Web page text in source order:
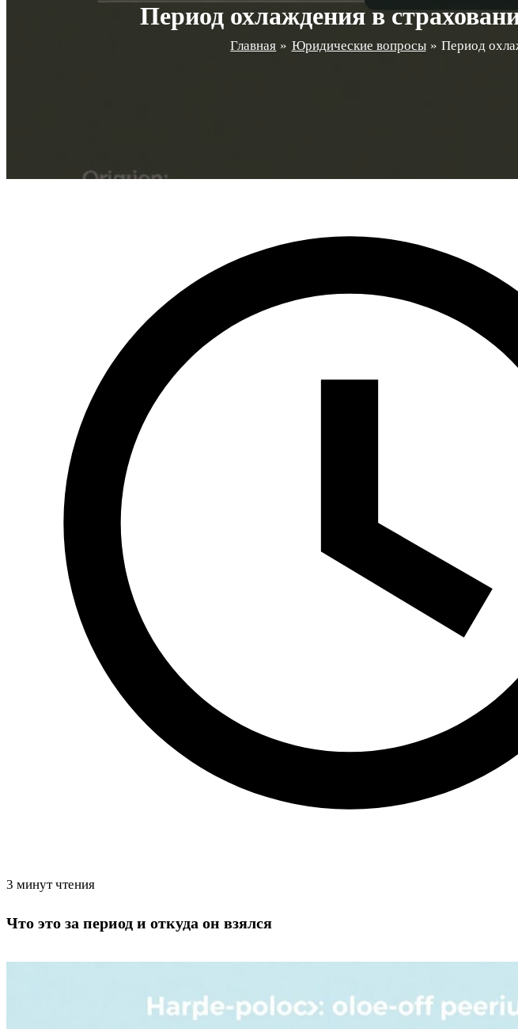
Период охлаждения в
Главная Юридические вопросы Период
3 минут чтения
Что это за период и откуда он взялся